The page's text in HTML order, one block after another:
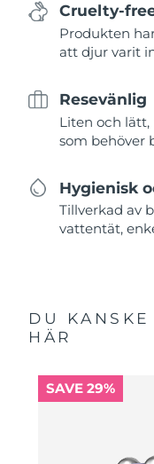
Cruelty-
Produkten
att djur varit
Resevänlig
Liten och
som behöver
Hygienisk
Tillverkad av
vattentät,
DU
HÄR
SAVE 29%